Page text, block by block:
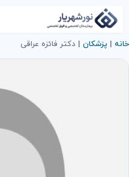
خانه | پزشکان | دكتر فائزه عراقی